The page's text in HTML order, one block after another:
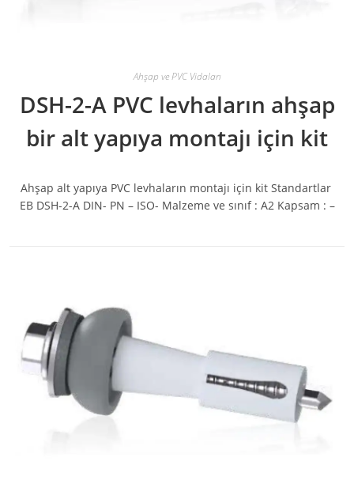
Ahşap ve PVC Vidaları
DSH-2-A PVC levhaların ahşap
bir alt yapıya montajı için kit
Ahşap alt yapıya PVC levhaların montajı için kit Standartlar
EB DSH-2-A DIN- PN – ISO- Malzeme ve sınıf : A2 Kapsam : –